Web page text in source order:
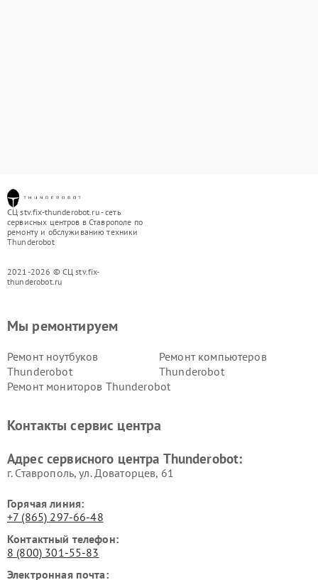
СЦ stv.fix-thunderobot.ru - сеть
сервисных центров в Ставрополе по
ремонту и обслуживанию техники
Thunderobot
2021-2026 © СЦ stv.fix-
thunderobot.ru
Мы ремонтируем
Ремонт ноутбуков
Thunderobot
Ремонт компьютеров
Thunderobot
Ремонт мониторов Thunderobot
Контакты сервис центра
Адрес сервисного центра Thunderobot:
г. Ставрополь, ул. Доваторцев, 61
Горячая линия:
+7 (865) 297-66-48
Контактный телефон:
8 (800) 301-55-83
Электронная почта: